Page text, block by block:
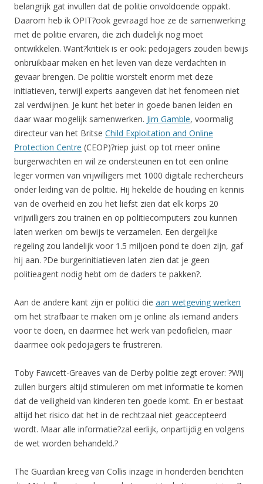
belangrijk gat invullen dat de politie onvoldoende oppakt.
Daarom heb ik OPIT?ook gevraagd hoe ze de samenwerking
met de politie ervaren, die zich duidelijk nog moet
ontwikkelen. Want?kritiek is er ook: pedojagers zouden bewijs
onbruikbaar maken en het leven van deze verdachten in
gevaar brengen. De politie worstelt enorm met deze
initiatieven, terwijl experts aangeven dat het fenomeen niet
zal verdwijnen. Je kunt het beter in goede banen leiden en
daar waar mogelijk samenwerken. Jim Gamble, voormalig
directeur van het Britse Child Exploitation and Online
Protection Centre (CEOP)?riep juist op tot meer online
burgerwachten en wil ze ondersteunen en tot een online
leger vormen van vrijwilligers met 1000 digitale rechercheurs
onder leiding van de politie. Hij hekelde de houding en kennis
van de overheid en zou het liefst zien dat elk korps 20
vrijwilligers zou trainen en op politiecomputers zou kunnen
laten werken om bewijs te verzamelen. Een dergelijke
regeling zou landelijk voor 1.5 miljoen pond te doen zijn, gaf
hij aan. ?De burgerinitiatieven laten zien dat je geen
politieagent nodig hebt om de daders te pakken?.
Aan de andere kant zijn er politici die aan wetgeving werken
om het strafbaar te maken om je online als iemand anders
voor te doen, en daarmee het werk van pedofielen, maar
daarmee ook pedojagers te frustreren.
Toby Fawcett-Greaves van de Derby politie zegt erover: ?Wij
zullen burgers altijd stimuleren om met informatie te komen
dat de veiligheid van kinderen ten goede komt. En er bestaat
altijd het risico dat het in de rechtzaal niet geaccepteerd
wordt. Maar alle informatie?zal eerlijk, onpartijdig en volgens
de wet worden behandeld.?
The Guardian kreeg van Collis inzage in honderden berichten